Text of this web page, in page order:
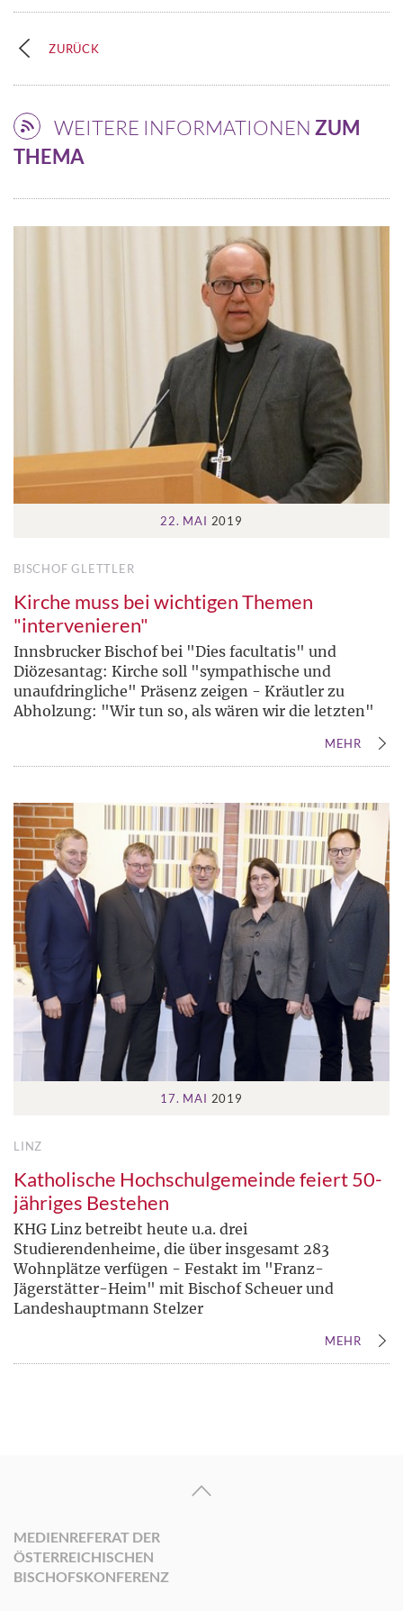
ZURÜCK
WEITERE INFORMATIONEN ZUM
THEMA
22. MAI 2019
BISCHOF GLETTLER
Kirche muss bei wichtigen Themen
"intervenieren"
Innsbrucker Bischof bei "Dies facultatis" und
Diözesantag: Kirche soll "sympathische und
unaufdringliche" Präsenz zeigen - Kräutler zu
Abholzung: "Wir tun so, als wären wir die letzten"
MEHR
17. MAI 2019
LINZ
Katholische Hochschulgemeinde feiert 50-
jähriges Bestehen
KHG Linz betreibt heute u.a. drei
Studierendenheime, die über insgesamt 283
Wohnplätze verfügen - Festakt im "Franz-
Jägerstätter-Heim" mit Bischof Scheuer und
Landeshauptmann Stelzer
MEHR
MEDIENREFERAT DER
ÖSTERREICHISCHEN
BISCHOFSKONFERENZ